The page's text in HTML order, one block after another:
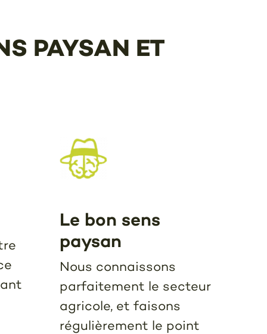
PAYSAN ET
Le bon sens
paysan
Nous connaissons
parfaitement le secteur
agricole, et faisons
régulièrement le point